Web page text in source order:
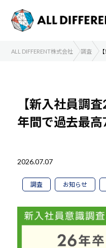
ALL DIFFERENT株式会社 調査
【新入社員調
年間で過去最高
2026.07.07
調査 お知らせ